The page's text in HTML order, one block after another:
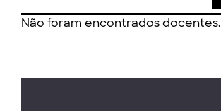
Não foram encontrados docentes.